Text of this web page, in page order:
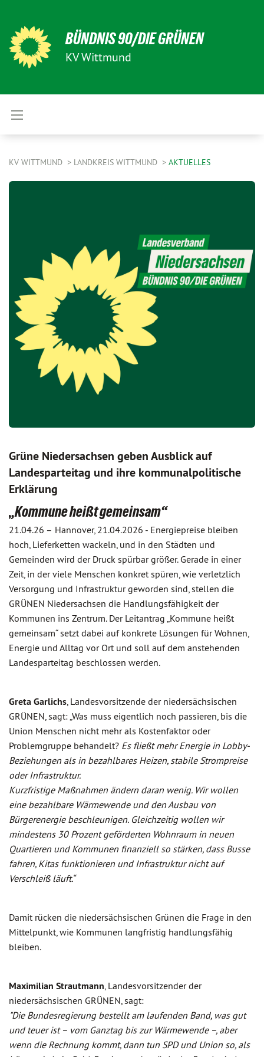
BÜNDNIS 90/DIE GRÜNEN
KV Wittmund
KV WITTMUND LANDKREIS WITTMUND AKTUELLES
Grüne Niedersachsen geben Ausblick auf
Landesparteitag und ihre kommunalpolitische
Erklärung
„Kommune heißt gemeinsam“
21.04.26 – Hannover, 21.04.2026 - Energiepreise bleiben
hoch, Lieferketten wackeln, und in den Städten und
Gemeinden wird der Druck spürbar größer. Gerade in einer
Zeit, in der viele Menschen konkret spüren, wie verletzlich
Versorgung und Infrastruktur geworden sind, stellen die
GRÜNEN Niedersachsen die Handlungsfähigkeit der
Kommunen ins Zentrum. Der Leitantrag „Kommune heißt
gemeinsam“ setzt dabei auf konkrete Lösungen für Wohnen,
Energie und Alltag vor Ort und soll auf dem anstehenden
Landesparteitag beschlossen werden.
Greta Garlichs, Landesvorsitzende der niedersächsischen
GRÜNEN, sagt: „Was muss eigentlich noch passieren, bis die
Union Menschen nicht mehr als Kostenfaktor oder
Problemgruppe behandelt? Es fließt mehr Energie in Lobby-
Beziehungen als in bezahlbares Heizen, stabile Strompreise
oder Infrastruktur.
Kurzfristige Maßnahmen ändern daran wenig. Wir wollen
eine bezahlbare Wärmewende und den Ausbau von
Bürgerenergie beschleunigen. Gleichzeitig wollen wir
mindestens 30 Prozent geförderten Wohnraum in neuen
Quartieren und Kommunen finanziell so stärken, dass Busse
fahren, Kitas funktionieren und Infrastruktur nicht auf
Verschleiß läuft.“
Damit rücken die niedersächsischen Grünen die Frage in den
Mittelpunkt, wie Kommunen langfristig handlungsfähig
bleiben.
Maximilian Strautmann, Landesvorsitzender der
niedersächsischen GRÜNEN, sagt:
"Die Bundesregierung bestellt am laufenden Band, was gut
und teuer ist – vom Ganztag bis zur Wärmewende –, aber
wenn die Rechnung kommt, dann tun SPD und Union so, als